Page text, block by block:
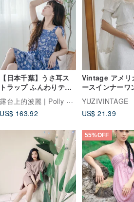
【日本千葉】うさ耳ス
トラップ ふんわりティ
アードロングワンピー
ス レトロ瑠璃紺 S-XL
露台上的波麗 | Polly on the terrace
US$ 163.92
Vintage アメリ
ースインナーワ
ス
YUZIVINTAGE
US$ 21.39
55%OFF